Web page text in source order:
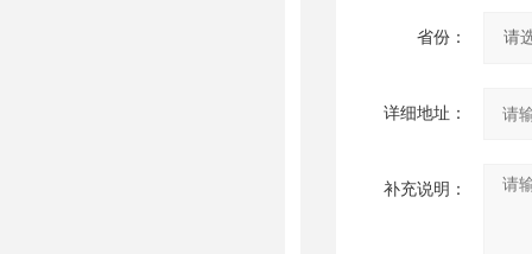
省份：
详细地址：
补充说明：